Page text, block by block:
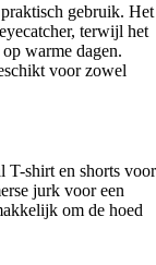
gebruik. Het
terwijl het
warme dagen.
voor zowel
T-shirt en shorts voor
jurk voor een
om de hoed